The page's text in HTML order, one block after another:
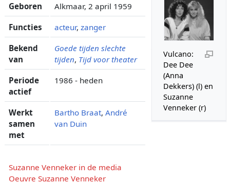
Vulcano:
Dee Dee
(Anna
Dekkers) (l) en
Suzanne
Venneker (r)
Geboren Alkmaar, 2 april 1959
Functies acteur, zanger
Bekend
van
Goede tijden slechte
tijden, Tijd voor theater
Periode
actief
1986 - heden
Werkt
samen
met
Bartho Braat, André
van Duin
Suzanne Venneker in de media
Oeuvre Suzanne Venneker